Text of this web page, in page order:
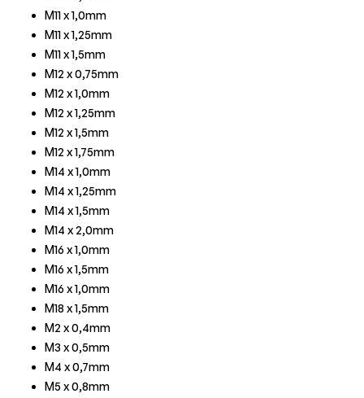
M11 x 1,0mm
M11 x 1,25mm
M11 x 1,5mm
M12 x 0,75mm
M12 x 1,0mm
M12 x 1,25mm
M12 x 1,5mm
M12 x 1,75mm
M14 x 1,0mm
M14 x 1,25mm
M14 x 1,5mm
M14 x 2,0mm
M16 x 1,0mm
M16 x 1,5mm
M16 x 1,0mm
M18 x 1,5mm
M2 x 0,4mm
M3 x 0,5mm
M4 x 0,7mm
M5 x 0,8mm